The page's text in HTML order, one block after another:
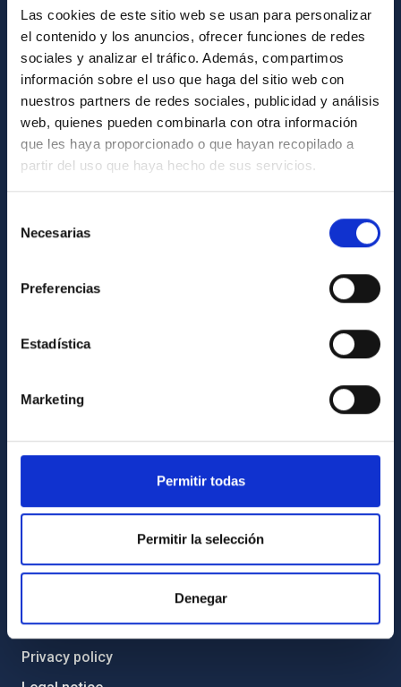
Las cookies de este sitio web se usan para personalizar
el contenido y los anuncios, ofrecer funciones de redes
sociales y analizar el tráfico. Además, compartimos
información sobre el uso que haga del sitio web con
nuestros partners de redes sociales, publicidad y análisis
web, quienes pueden combinarla con otra información
que les haya proporcionado o que hayan recopilado a
partir del uso que haya hecho de sus servicios.
Necesarias
Preferencias
Estadística
Marketing
Permitir todas
Permitir la selección
Denegar
Contact
How to get to the IAC
List of personnel
Library
ABOUT THE IAC
Environment and Sustainability
IAC Projects
Severo Ochoa Programme
Sitemap
Privacy policy